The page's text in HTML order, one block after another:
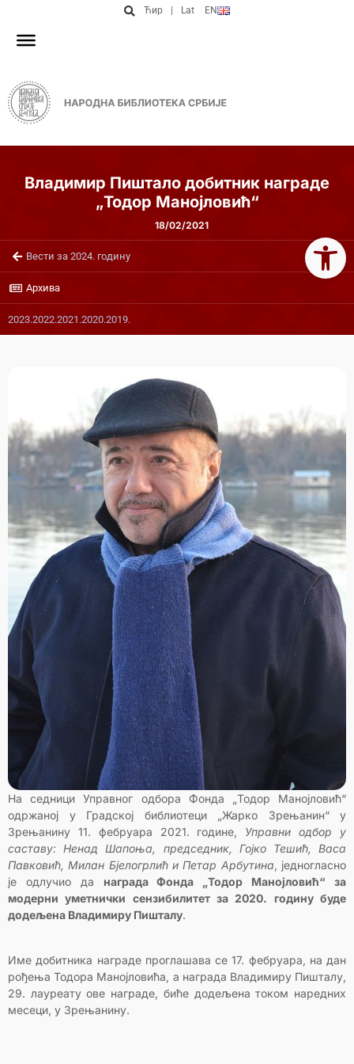
Ћир Lat EN
Владимир Пиштало добитник награде
„Тодор Манојловић“
18/02/2021
Вести за 2024. годину
Архива
2023.2022.2021.2020.2019.
На седници Управног одбора Фонда „Тодор Манојловић“
одржаној у Градској библиотеци „Жарко Зрењанин“ у
Зрењанину 11. фебруара 2021. године, Управни одбор у
саставу: Ненад Шапоња, председник, Гојко Тешић, Васа
Павковић, Милан Бјелогрлић и Петар Арбутина, једногласно
је одлучио да награда Фонда „Тодор Манојловић“ за
модерни уметнички сензибилитет за 2020. годину буде
додељена Владимиру Пишталу.
Име добитника награде проглашава се 17. фебруара, на дан
рођења Тодора Манојловића, а награда Владимиру Пишталу,
29. лауреату ове награде, биће додељена током наредних
месеци, у Зрењанину.